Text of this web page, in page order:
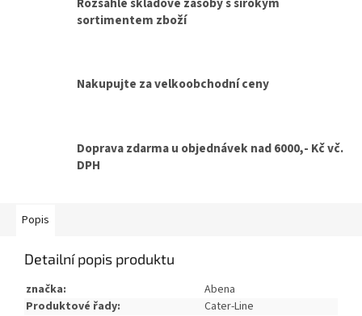
sortimentem zboží
Nakupujte za velkoobchodní ceny
Doprava zdarma u objednávek nad 6000,- Kč vč.
DPH
Popis
Detailní popis produktu
značka:
Abena
Produktové řady:
Cater-Line